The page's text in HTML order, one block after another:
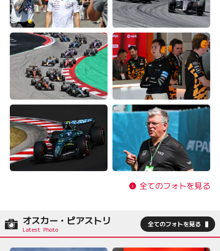
全てのフォトを見る
オスカー・ピアストリ 全てのフォトを見る